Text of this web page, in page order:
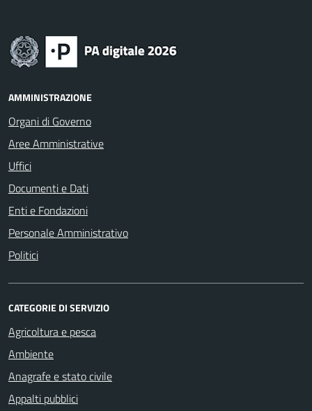
AMMINISTRAZIONE
Organi di Governo
Aree Amministrative
Uffici
Documenti e Dati
Enti e Fondazioni
Personale Amministrativo
Politici
CATEGORIE DI SERVIZIO
Agricoltura e pesca
Ambiente
Anagrafe e stato civile
Appalti pubblici